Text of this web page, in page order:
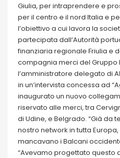
Giulia, per intraprendere e
per il centro e il nord Italia e
l’obiettivo a cui lavora la
partecipata dall’Autorità
finanziaria regionale Friulia e
compagnia merci del Gruppo
l’amministratore delegato di
in un’intervista concessa ad
inaugurato un nuovo
riservato alle merci, tra
di Udine, e Belgrado. “Già da
nostro network in tutta
mancavano i Balcani
“Avevamo progettato questo